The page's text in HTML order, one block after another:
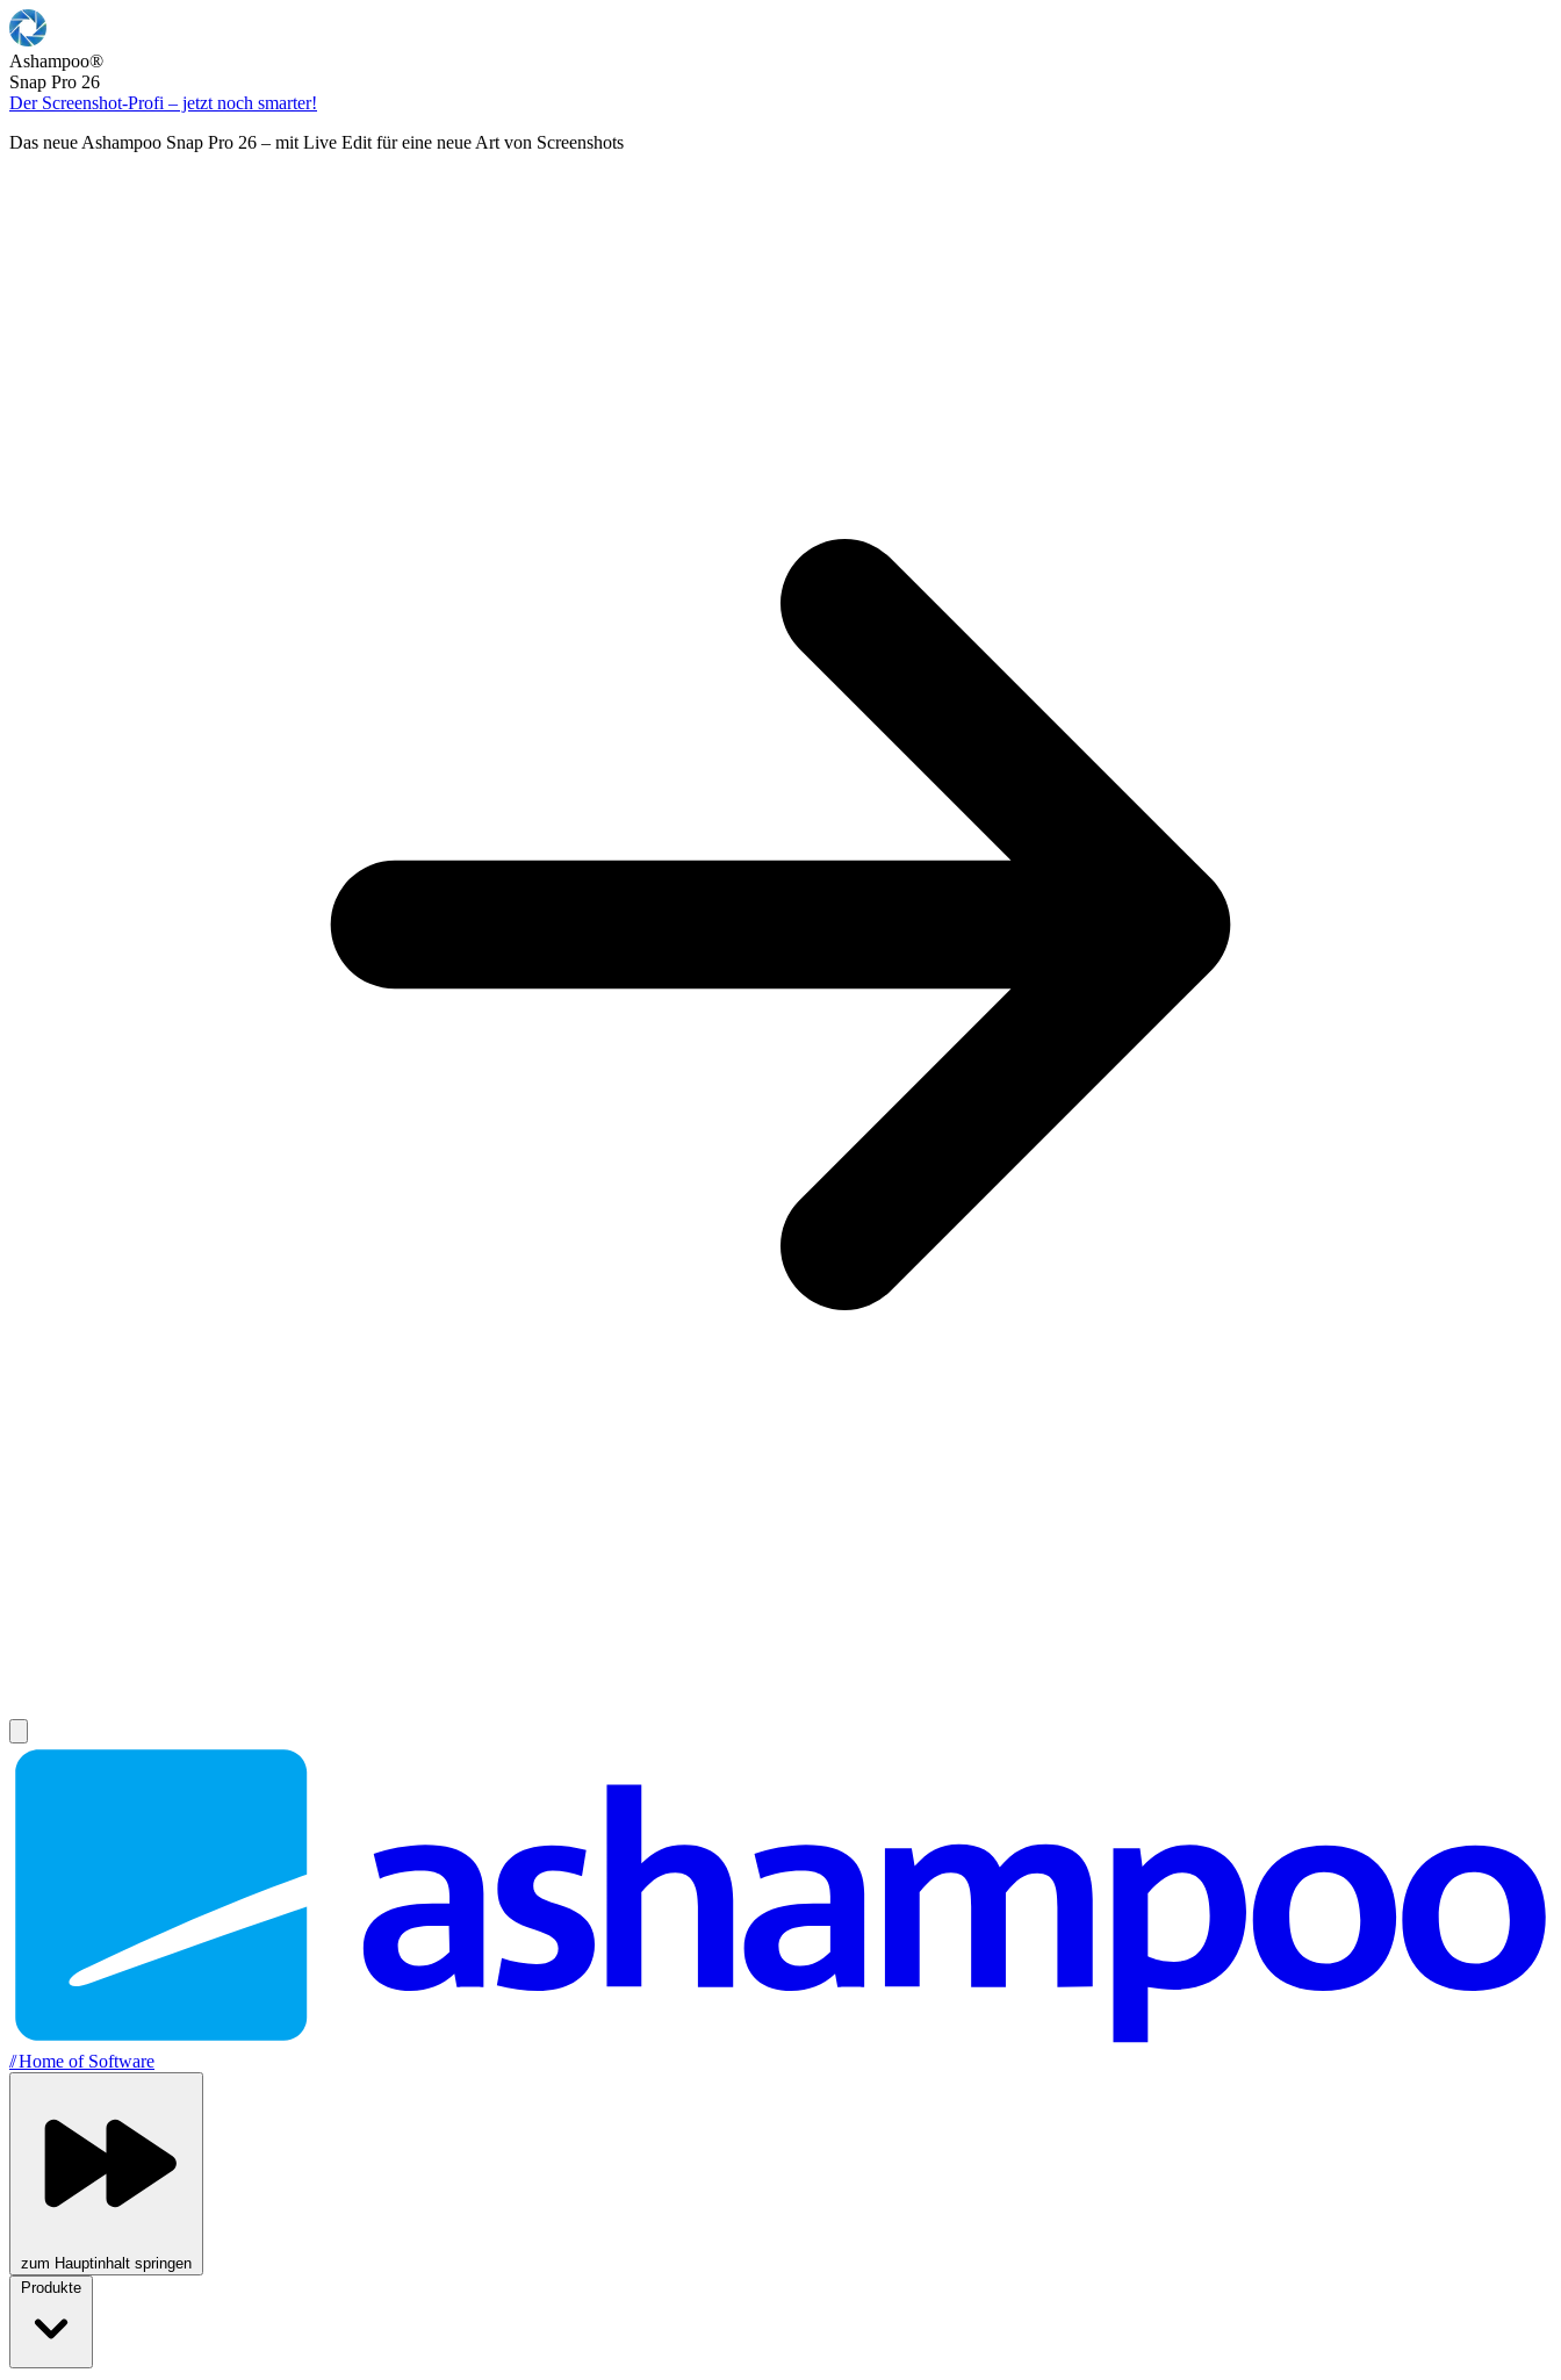
Ashampoo®
Snap Pro 26
Der Screenshot-Profi – jetzt noch smarter!
Das neue Ashampoo Snap Pro 26 – mit Live Edit für eine neue Art von Screenshots
//Home of Software
zum Hauptinhalt springen
Produkte